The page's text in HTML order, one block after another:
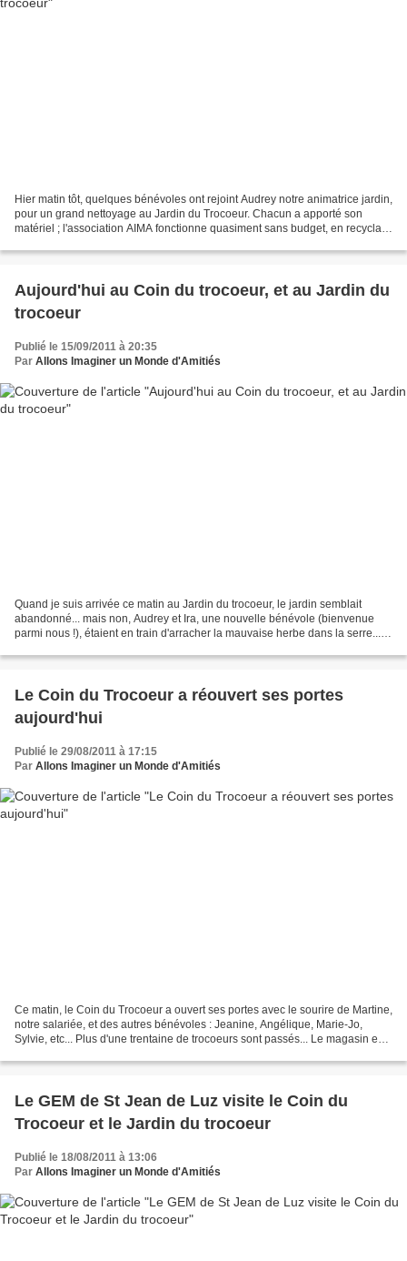
Hier matin tôt, quelques bénévoles ont rejoint Audrey notre animatrice jardin,
pour un grand nettoyage au Jardin du Trocoeur. Chacun a apporté son
matériel ; l'association AIMA fonctionne quasiment sans budget, en recyclant
Aujourd'hui au Coin du trocoeur, et au Jardin du
trocoeur
Publié le 15/09/2011 à 20:35
Par Allons Imaginer un Monde d'Amitiés
Quand je suis arrivée ce matin au Jardin du trocoeur, le jardin semblait
abandonné... mais non, Audrey et Ira, une nouvelle bénévole (bienvenue
parmi nous !), étaient en train d'arracher la mauvaise herbe dans la serre...
Le Coin du Trocoeur a réouvert ses portes
aujourd'hui
Publié le 29/08/2011 à 17:15
Par Allons Imaginer un Monde d'Amitiés
Ce matin, le Coin du Trocoeur a ouvert ses portes avec le sourire de Martine,
notre salariée, et des autres bénévoles : Jeanine, Angélique, Marie-Jo,
Sylvie, etc... Plus d'une trentaine de trocoeurs sont passés... Le magasin est
Le GEM de St Jean de Luz visite le Coin du
Trocoeur et le Jardin du trocoeur
Publié le 18/08/2011 à 13:06
Par Allons Imaginer un Monde d'Amitiés